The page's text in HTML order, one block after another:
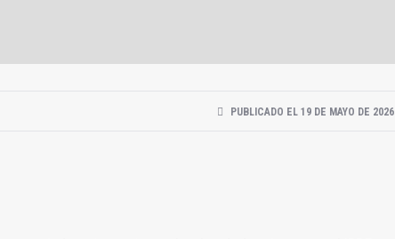
PUBLICADO EL 19 DE MAYO DE 2026